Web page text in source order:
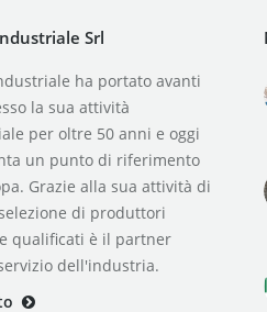
Srl
ha portato avanti
la sua attività
per oltre 50 anni e oggi
un punto di riferimento
Grazie alla sua attività di
di produttori
qualificati è il partner
dell'industria.